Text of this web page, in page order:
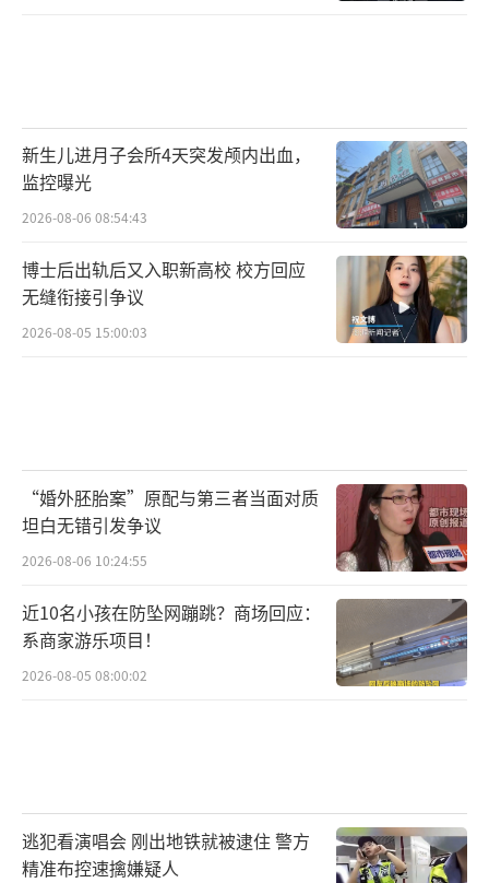
新生儿进月子会所4天突发颅内出血，
监控曝光
2026-08-06 08:54:43
博士后出轨后又入职新高校 校方回应
无缝衔接引争议
2026-08-05 15:00:03
“婚外胚胎案”原配与第三者当面对质
坦白无错引发争议
2026-08-06 10:24:55
近10名小孩在防坠网蹦跳？商场回应：
系商家游乐项目！
2026-08-05 08:00:02
逃犯看演唱会 刚出地铁就被逮住 警方
精准布控速擒嫌疑人